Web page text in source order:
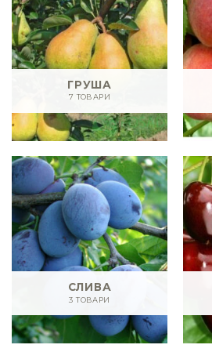
ГРУША
7 ТОВАРИ
СЛИВА
3 ТОВАРИ